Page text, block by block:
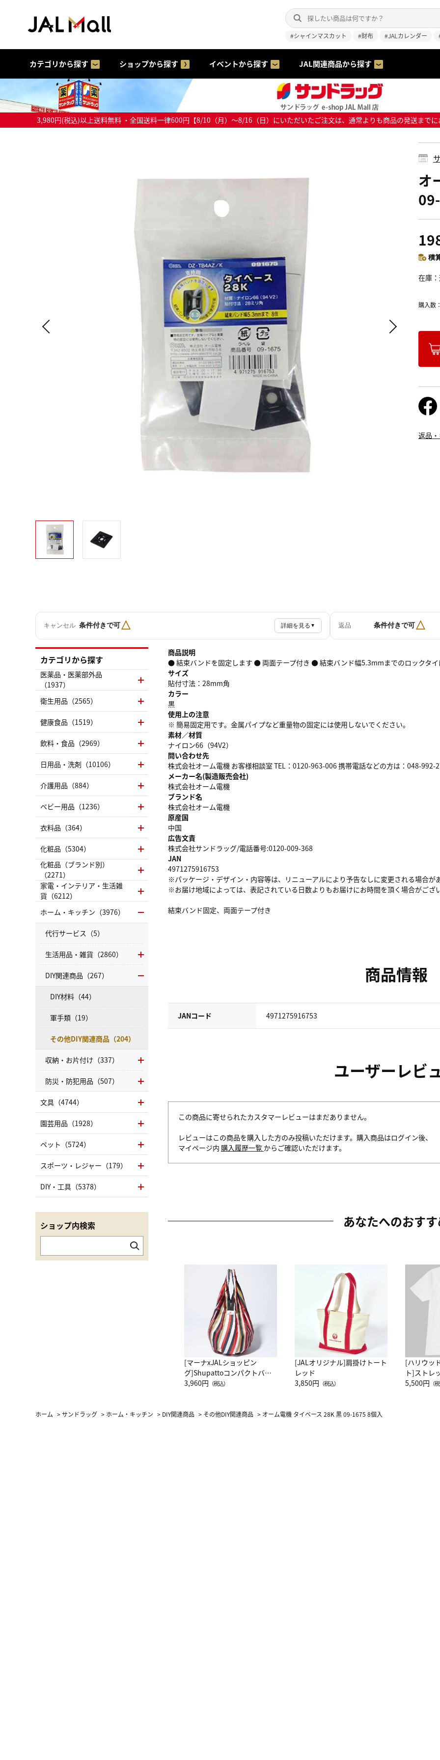
#シャインマスカット #財布 #JALカレンダー
カテゴリから探す ショップから探す イベントから探す JAL関連商品から探す
3,980円(税込)以上送料無料 ・全国送料一律600円【8/10（月）～8/16（日）にいただいたご注文は、通常よりも商品の発送まで
オ
積
在庫
購入数：
返品
キャンセル 条件付きで可△ 詳細を見る ▼ 返品 条件付きで可△
商品説明
● 結束バンドを固定します ● 両面テープ付き ● 結束バンド幅5.3mmまでのロックタイ
サイズ
貼付寸法：28mm角
カラー
黒
使用上の注意
※ 簡易固定用です。金属パイプなど重量物の固定には使用しないでください。
素材／材質
ナイロン66（94V2）
問い合わせ先
株式会社オーム電機 お客様相談室 TEL：0120-963-006 携帯電話などの方は：048-992-
メーカー名(製造販売会社)
株式会社オーム電機
ブランド名
株式会社オーム電機
原産国
中国
広告文責
株式会社サンドラッグ/電話番号:0120-009-368
JAN
4971275916753
※パッケージ・デザイン・内容等は、リニューアルにより予告なしに変更される場合が
※お届け地域によっては、表記されている日数よりもお届けにお時間を頂く場合がござい
結束バンド固定、両面テープ付き
商品情報
JANコード 4971275916753
ユーザーレビ
この商品に寄せられたカスタマーレビューはまだありません。
レビューはこの商品を購入した方のみ投稿いただけます。購入商品はログイン後、
マイページ内 購入履歴一覧 からご確認いただけます。
あなたへのおす
[マーナxJALショッピン
グ]Shupattoコンパクトバッ
グ Drop JAL客室乗務員
3,960円 （税込）
[JALオリジナル]肩掛けトート
レッド
3,850円 （税込）
[ハリウッ
ト]ストレ
ーネック別
5,500円 （
カテゴリから探す
医薬品・医薬部外品
（1937）
衛生用品（2565）
健康食品（1519）
飲料・食品（2969）
日用品・洗剤（10106）
介護用品（884）
ベビー用品（1236）
衣料品（364）
化粧品（5304）
化粧品（ブランド別）
（2271）
家電・インテリア・生活雑
貨（6212）
ホーム・キッチン（3976）
代行サービス（5）
生活用品・雑貨（2860）
DIY関連商品（267）
DIY材料（44）
軍手類（19）
その他DIY関連商品（204）
収納・お片付け（337）
防災・防犯用品（507）
文具（4744）
園芸用品（1928）
ペット（5724）
スポーツ・レジャー（179）
DIY・工具（5378）
ショップ内検索
ホーム >サンドラッグ > ホーム・キッチン > DIY関連商品 > その他DIY関連商品 > オーム電機 タイベース 28K 黒 09-1675 8個入